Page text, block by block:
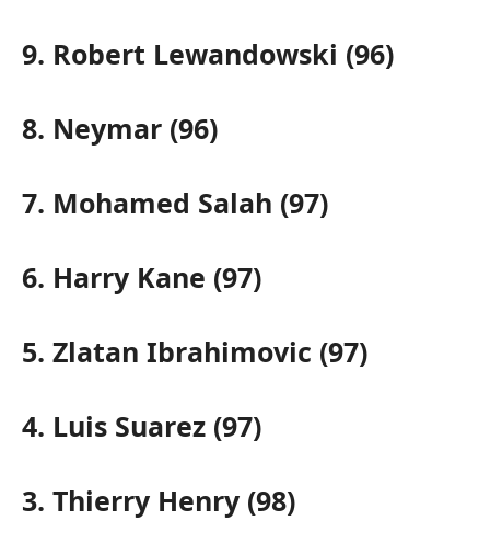
9. Robert Lewandowski (96)
8. Neymar (96)
7. Mohamed Salah (97)
6. Harry Kane (97)
5. Zlatan Ibrahimovic (97)
4. Luis Suarez (97)
3. Thierry Henry (98)